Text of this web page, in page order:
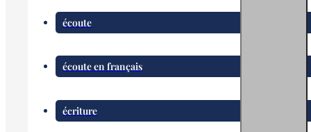
écoute
écoute en français
écriture